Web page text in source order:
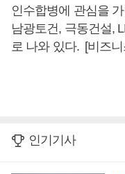
인수합병에 관심을
남광토건, 극동건설,
로 나와 있다. [비즈
인기기사